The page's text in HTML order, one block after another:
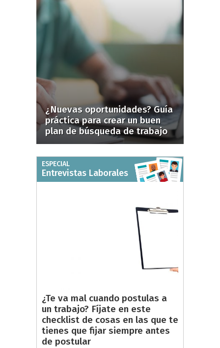
¿Nuevas oportunidades? Guía
práctica para crear un buen
plan de búsqueda de trabajo
ESPECIAL
Entrevistas Laborales
¿Te va mal cuando postulas a
un trabajo? Fíjate en este
checklist de cosas en las que te
tienes que fijar siempre antes
de postular